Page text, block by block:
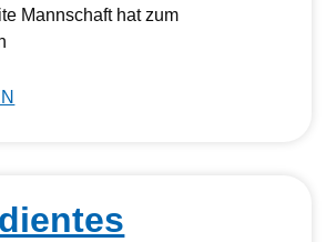
Mannschaft hat zum